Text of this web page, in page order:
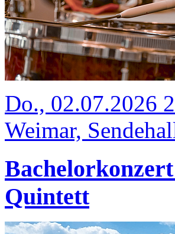
Do., 02.07.2026
Weimar,
Quintett